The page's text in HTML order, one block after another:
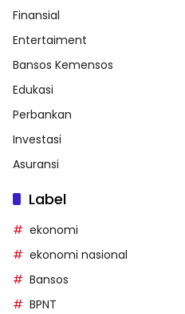
Finansial
Entertaiment
Bansos Kemensos
Edukasi
Perbankan
Investasi
Asuransi
Label
ekonomi
ekonomi nasional
Bansos
BPNT